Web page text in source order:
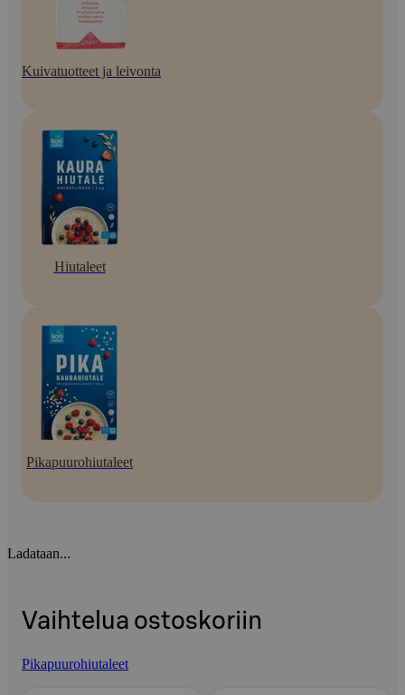
Kuivatuotteet ja leivonta
Hiutaleet
Pikapuurohiutaleet
Ladataan...
Vaihtelua ostoskoriin
Pikapuurohiutaleet